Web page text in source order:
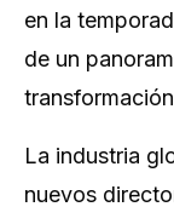
en la
de un
La industria
nuevos